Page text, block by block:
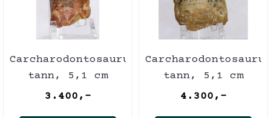
Carcharodontosaurus-
tann, 5,1 cm
3.400,-
tann, 5,1 cm
4.300,-